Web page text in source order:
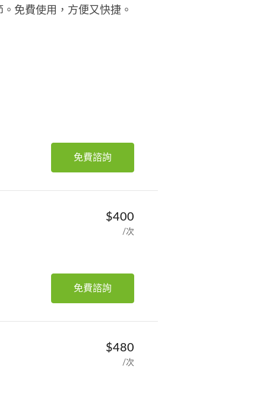
免費使用，方便又快捷。
免費諮詢
$400
/次
免費諮詢
$480
/次